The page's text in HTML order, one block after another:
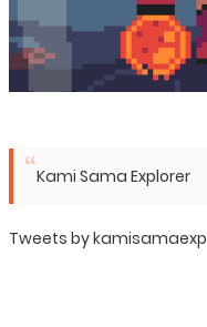
Kami Sama Explorer
Tweets by kamisamaexp